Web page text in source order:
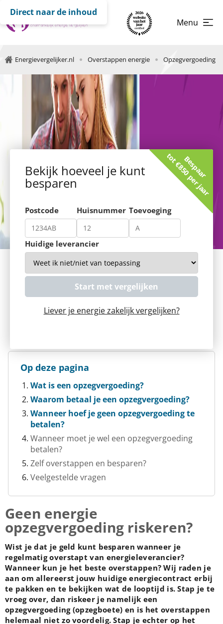
Direct naar de inhoud
Menu
Energievergelijker.nl Overstappen energie Opzegvergoeding
Bekijk hoeveel je kunt
besparen
Bespaar
tot €850 per jaar
Postcode Huisnummer Toevoeging
Huidige leverancier
Liever je energie zakelijk vergelijken?
Op deze pagina
Wat is een opzegvergoeding?
Waarom betaal je een opzegvergoeding?
Wanneer hoef je geen opzegvergoeding te
betalen?
Wanneer moet je wel een opzegvergoeding
betalen?
Zelf overstappen en besparen?
Veelgestelde vragen
Geen energie
opzegvergoeding riskeren?
Wist je dat je geld kunt besparen wanneer je
regelmatig overstapt van energieleverancier?
Wanneer kun je het beste overstappen? Wij raden je
aan om allereerst jouw huidige energiecontract erbij
te pakken en te bekijken wat de looptijd is. Stap je te
vroeg over, dan riskeer je namelijk een
opzegvergoeding (opzegboete) en is het overstappen
helemaal niet zo voordelig. Stap je echter op het